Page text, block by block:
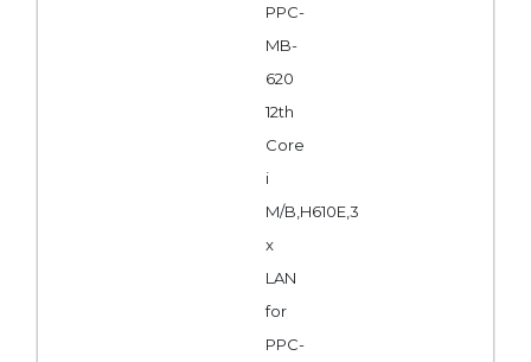
PPC-
MB-
620
12th
Core
i
M/B,H610E,3
x
LAN
for
PPC-